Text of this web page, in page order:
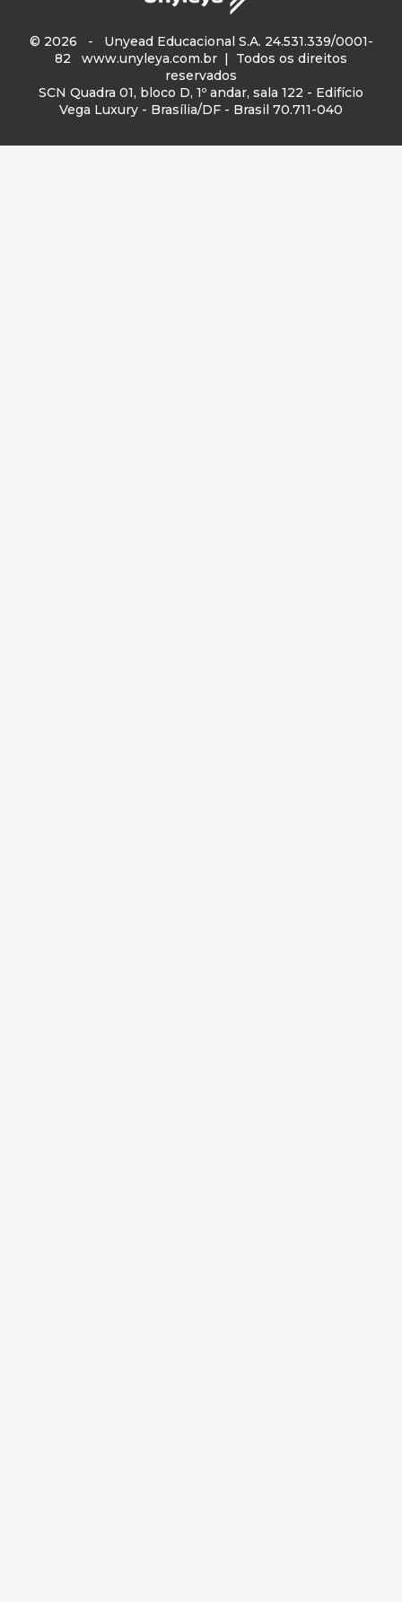
© 2026 - Unyead Educacional S.A. 24.531.339/0001-
82 www.unyleya.com.br | Todos os direitos
reservados
SCN Quadra 01, bloco D, 1º andar, sala 122 - Edifício
Vega Luxury - Brasília/DF - Brasil 70.711-040